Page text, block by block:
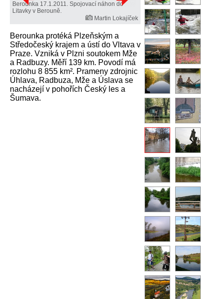
Berounka 17.1.2011. Spojovací náhon do
Litavky v Berouně.
Martin Lokajíček
Berounka protéká Plzeňským a
Středočeský krajem a ústí do Vltava v
Praze. Vzniká v Plzni soutokem Mže
a Radbuzy. Měří 139 km. Povodí má
rozlohu 8 855 km². Prameny zdrojnic
Úhlava, Radbuza, Mže a Úslava se
nacházejí v pohořích Český les a
Šumava.